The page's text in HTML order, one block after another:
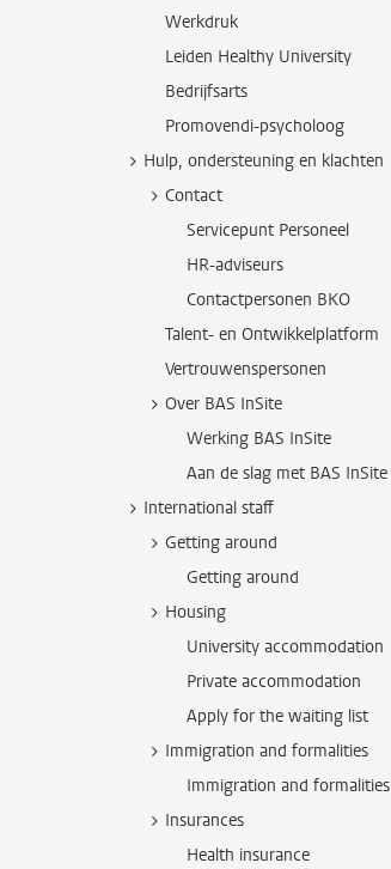
Werkdruk
Leiden Healthy University
Bedrijfsarts
Promovendi-psycholoog
Hulp, ondersteuning en klachten
Contact
Servicepunt Personeel
HR-adviseurs
Contactpersonen BKO
Talent- en Ontwikkelplatform
Vertrouwenspersonen
Over BAS InSite
Werking BAS InSite
Aan de slag met BAS InSite
International staff
Getting around
Getting around
Housing
University accommodation
Private accommodation
Apply for the waiting list
Immigration and formalities
Immigration and formalities
Insurances
Health insurance